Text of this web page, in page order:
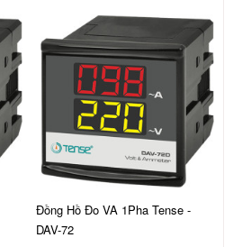
Đồng Hồ Đo VA 1Pha Tense -
DAV-72